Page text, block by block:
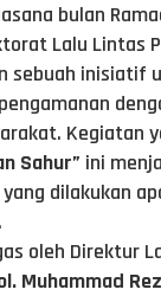
bulan
Lalu Lintas
sebuah inisiatif
Kegiatan
Sahur” ini
dilakukan
oleh Direktur
Muhammad